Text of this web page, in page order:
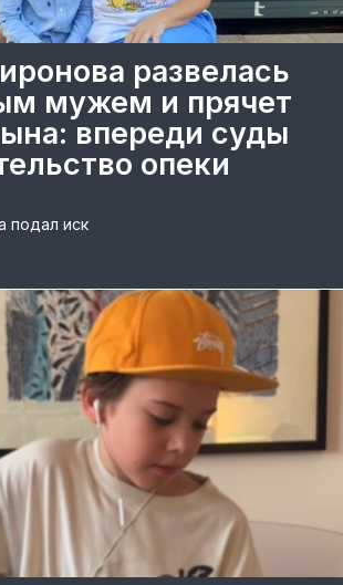
развелась
мужем и прячет
впереди суды
опеки
подал иск